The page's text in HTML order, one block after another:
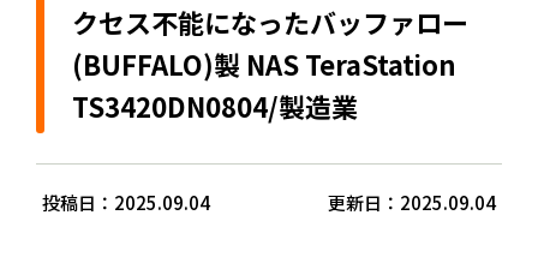
クセス不能になったバッファロー
(BUFFALO)製 NAS TeraStation
TS3420DN0804/製造業
投稿日：2025.09.04 更新日：2025.09.04